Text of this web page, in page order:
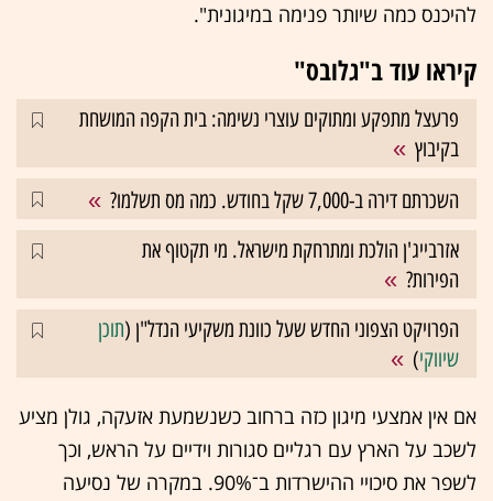
להיכנס כמה שיותר פנימה במיגונית".
קיראו עוד ב"גלובס"
פרעצל מתפקע ומתוקים עוצרי נשימה: בית הקפה המושחת
בקיבוץ
השכרתם דירה ב-7,000 שקל בחודש. כמה מס תשלמו?
אזרבייג'ן הולכת ומתרחקת מישראל. מי תקטוף את
הפירות?
הפרויקט הצפוני החדש שעל כוונת משקיעי הנדל"ן (תוכן
שיווקי)
אם אין אמצעי מיגון כזה ברחוב כשנשמעת אזעקה, גולן מציע
לשכב על הארץ עם רגליים סגורות וידיים על הראש, וכך
לשפר את סיכויי ההישרדות ב־90%. במקרה של נסיעה